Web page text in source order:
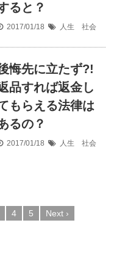
ると？
2017/01/18 人生 社会
悔先に立たず?!
品すれば返金し
もらえる法律は
るの？
2017/01/18 人生 社会
4 5
Next ›